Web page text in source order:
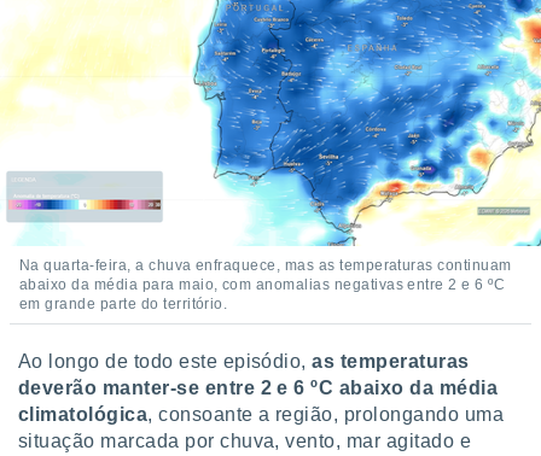
Na quarta-feira, a chuva enfraquece, mas as temperaturas continuam
abaixo da média para maio, com anomalias negativas entre 2 e 6 ºC
em grande parte do território.
Ao longo de todo este episódio,as temperaturas
deverão manter-se entre 2 e 6 ºC abaixo da média
climatológica, consoante a região, prolongando uma
situação marcada por chuva, vento, mar agitado e